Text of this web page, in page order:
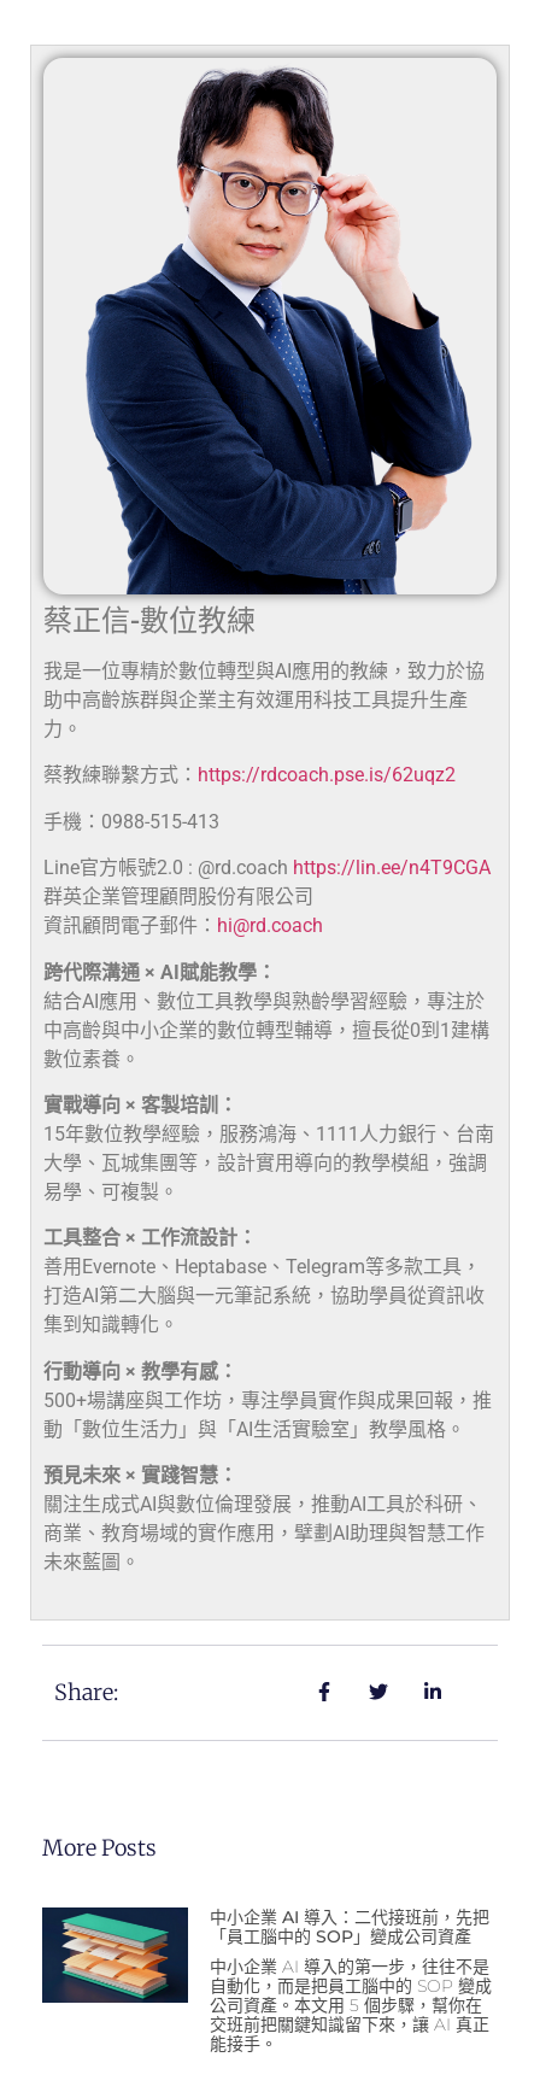
蔡正信-數位教練
我是一位專精於數位轉型與AI應用的教練，致力於協
助中高齡族群與企業主有效運用科技工具提升生產
力。
蔡教練聯繫方式： https://rdcoach.pse.is/62uqz2
手機：0988-515-413
Line官方帳號2.0 : @rd.coach https://lin.ee/n4T9CGA
群英企業管理顧問股份有限公司
資訊顧問電子郵件： hi@rd.coach
跨代際溝通 × AI賦能教學：
結合AI應用、數位工具教學與熟齡學習經驗，專注於
中高齡與中小企業的數位轉型輔導，擅長從0到1建構
數位素養。
實戰導向 × 客製培訓：
15年數位教學經驗，服務鴻海、1111人力銀行、台南
大學、瓦城集團等，設計實用導向的教學模組，強調
易學、可複製。
工具整合 × 工作流設計：
善用Evernote、Heptabase、Telegram等多款工具，
打造AI第二大腦與一元筆記系統，協助學員從資訊收
集到知識轉化。
行動導向 × 教學有感：
500+場講座與工作坊，專注學員實作與成果回報，推
動「數位生活力」與「AI生活實驗室」教學風格。
預見未來 × 實踐智慧：
關注生成式AI與數位倫理發展，推動AI工具於科研、
商業、教育場域的實作應用，擘劃AI助理與智慧工作
未來藍圖。
Share:
More Posts
中小企業 AI 導入：二代接班前，先把
「員工腦中的 SOP」變成公司資產
中小企業 AI 導入的第一步，往往不是
自動化，而是把員工腦中的 SOP 變成
公司資產。本文用 5 個步驟，幫你在
交班前把關鍵知識留下來，讓 AI 真正
能接手。